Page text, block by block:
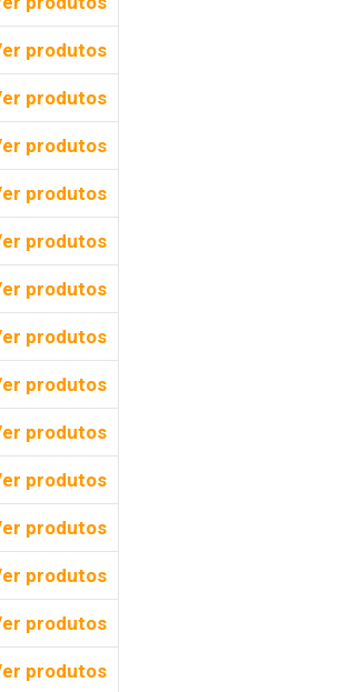
produtos
produtos
produtos
produtos
produtos
produtos
produtos
produtos
produtos
produtos
produtos
produtos
produtos
produtos